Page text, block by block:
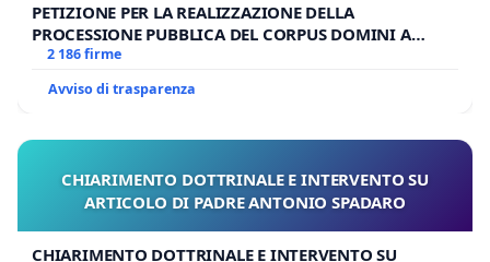
PETIZIONE PER LA REALIZZAZIONE DELLA
PROCESSIONE PUBBLICA DEL CORPUS DOMINI A
MILANO
2 186 firme
Avviso di trasparenza
CHIARIMENTO DOTTRINALE E INTERVENTO SU
ARTICOLO DI PADRE ANTONIO SPADARO
CHIARIMENTO DOTTRINALE E INTERVENTO SU